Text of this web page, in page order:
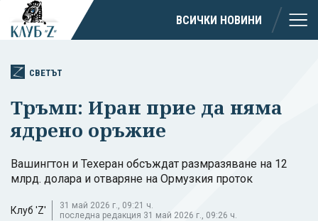
ВСИЧКИ НОВИНИ
СВЕТЪТ
Тръмп: Иран прие да няма
ядрено оръжие
Вашингтон и Техеран обсъждат размразяване на 12
млрд. долара и отваряне на Ормузкия проток
Клуб 'Z'
31 май 2026 г., 09:21 ч.
последна редакция 31 май 2026 г., 09:26 ч.